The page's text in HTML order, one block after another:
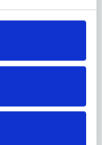
gausa: